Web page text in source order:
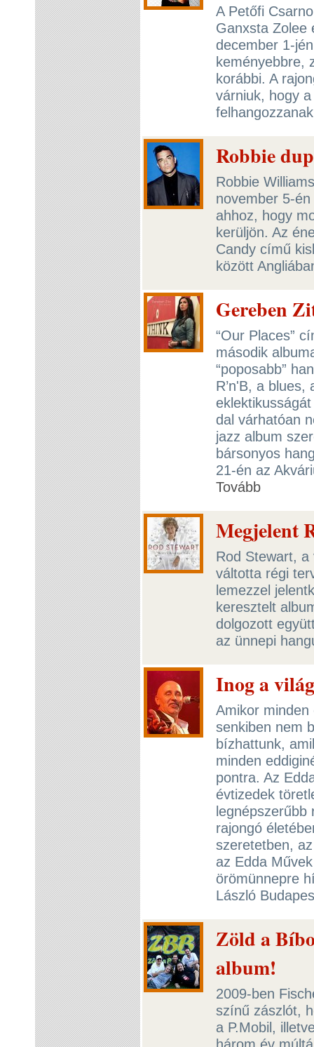
A Petőfi
Ganxsta Zolee
december 1-
keményebbre,
korábbi. A
várniuk, hogy
Robbie
Robbie
november 5-
ahhoz, hogy
kerüljön. Az
Candy című
között
Gereben
“Our Places”
második
“poposabb”
R’n'B, a
dal várhatóan
jazz album
bársonyos
21-én az
Tovább
Megjelent
Rod Stewart, a
váltotta régi
lemezzel
keresztelt
dolgozott
az ünnepi
Inog a
Amikor
senkiben nem
bízhattunk,
minden
pontra. Az
évtizedek
legnépszerűbb
rajongó
szeretetben,
az Edda
örömünnepre
László
Zöld a
album!
2009-ben
színű zászlót,
a P.Mobil,